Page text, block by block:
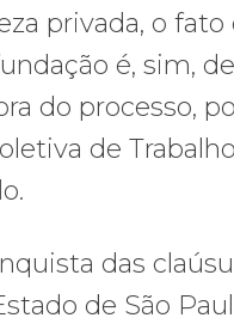
privada, o
é, sim,
do processo,
de
das
de São